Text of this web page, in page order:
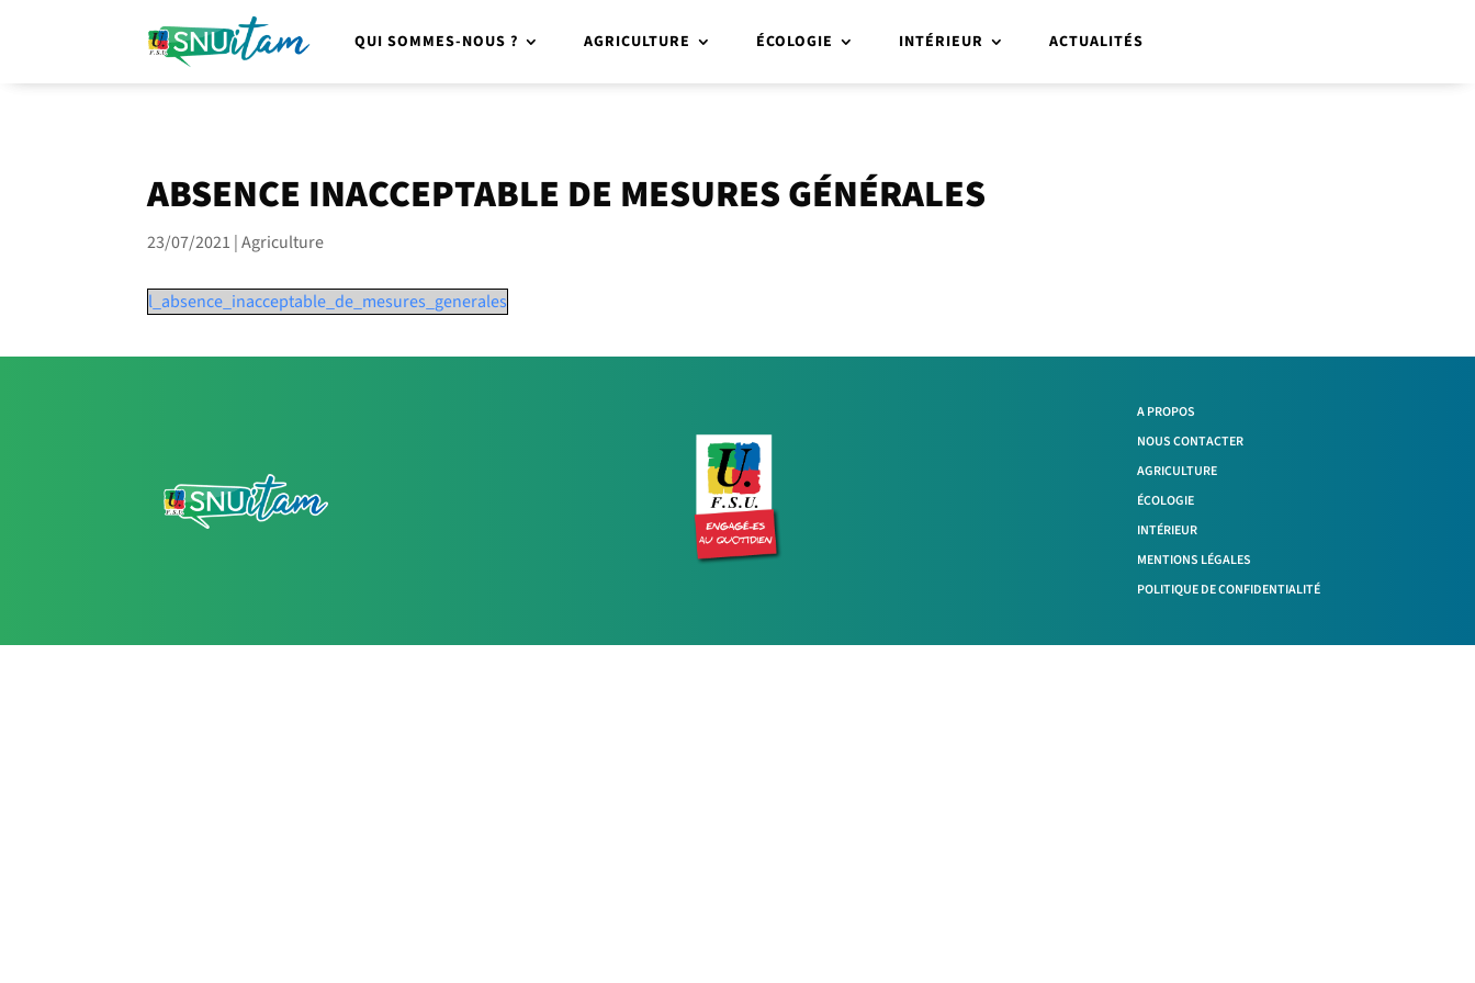
QUI SOMMES-NOUS ? AGRICULTURE ÉCOLOGIE INTÉRIEUR ACTUALITÉS
ABSENCE INACCEPTABLE DE MESURES GÉNÉRALES
23/07/2021 |Agriculture
l_absence_inacceptable_de_mesures_generales
A PROPOS
NOUS CONTACTER
AGRICULTURE
ÉCOLOGIE
INTÉRIEUR
MENTIONS LÉGALES
POLITIQUE DE CONFIDENTIALITÉ